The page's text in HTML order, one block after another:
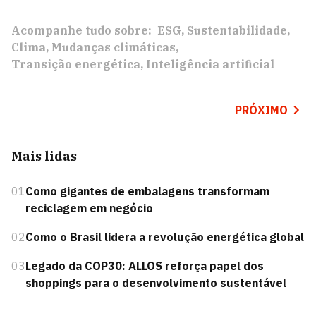
Acompanhe tudo sobre: ESG Sustentabilidade
Clima Mudanças climáticas
Transição energética Inteligência artificial
PRÓXIMO
Mais lidas
01Como gigantes de embalagens transformam
reciclagem em negócio
02Como o Brasil lidera a revolução energética global
03Legado da COP30: ALLOS reforça papel dos
shoppings para o desenvolvimento sustentável